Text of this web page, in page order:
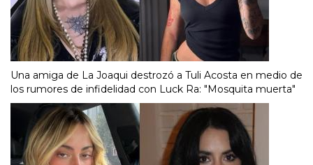
Una amiga de La Joaqui destrozó a Tuli Acosta en medio de
los rumores de infidelidad con Luck Ra: "Mosquita muerta"